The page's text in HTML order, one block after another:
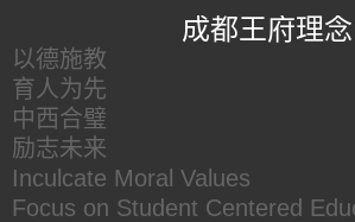
成都王府理念
以德施教
育人为先
中西合璧
励志未来
Inculcate Moral Values
Focus on Student Centered